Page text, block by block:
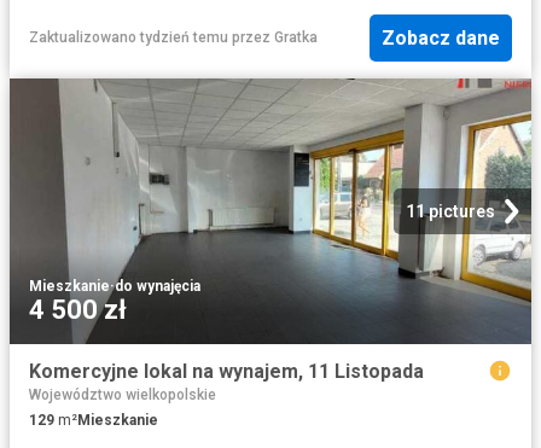
Zaktualizowano tydzień temu przez Gratka Zobacz dane
11 pictures
Mieszkanie·do wynajęcia
4 500 zł
Komercyjne lokal na wynajem, 11 Listopada
Województwo wielkopolskie
129 m²Mieszkanie